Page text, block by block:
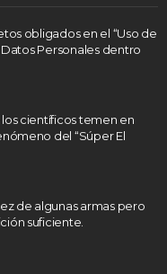
obligados en el “Uso de
Personales dentro
científicos temen en
del “Súper El
de algunas armas pero
suficiente.